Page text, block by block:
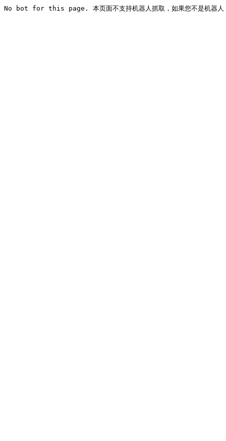
No bot for this page. 本页面不支持机器人抓取，如果您不是机器人，